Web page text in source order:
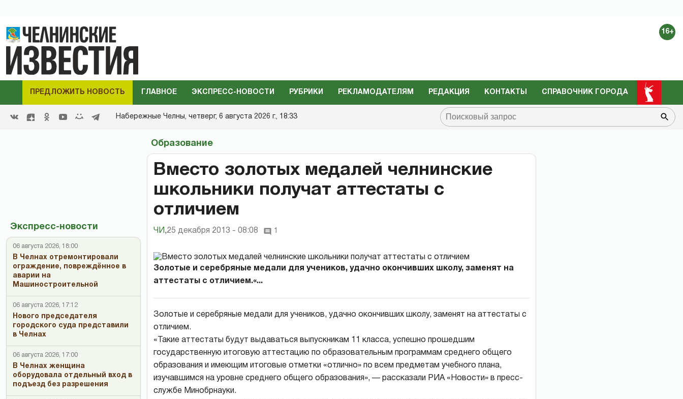
16+
ПРЕДЛОЖИТЬ НОВОСТЬ ГЛАВНОЕ ЭКСПРЕСС-НОВОСТИ РУБРИКИ РЕКЛАМОДАТЕЛЯМ РЕДАКЦИЯ КОНТАКТЫ СПРАВОЧНИК ГОРОДА
Набережные Челны, четверг, 6 августа 2026 г., 18:33
Экспресс-новости
06 августа 2026, 18:00
В Челнах отремонтировали
ограждение, повреждённое в
аварии на
Машиностроительной
06 августа 2026, 17:12
Нового председателя
городского суда представили
в Челнах
06 августа 2026, 17:00
В Челнах женщина
оборудовала отдельный вход в
подъезд без разрешения
Образование
Вместо золотых медалей челнинские
школьники получат аттестаты с
отличием
ЧИ ,25 декабря 2013 - 08:08 1
Золотые и серебряные медали для учеников, удачно окончивших школу, заменят на
аттестаты с отличием.«...
Золотые и серебряные медали для учеников, удачно окончивших школу, заменят на аттестаты с
отличием.
«Такие аттестаты будут выдаваться выпускникам 11 класса, успешно прошедшим
государственную итоговую аттестацию по образовательным программам среднего общего
образования и имеющим итоговые отметки «отлично» по всем предметам учебного плана,
изучавшимся на уровне среднего общего образования», — рассказали РИА «Новости» в пресс-
службе Минобрнауки.